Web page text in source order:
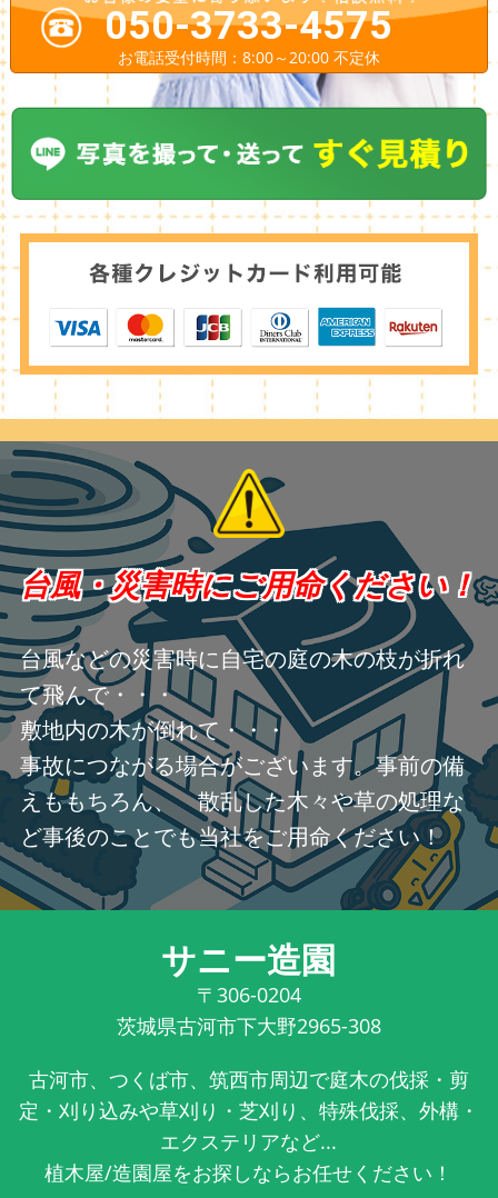
050-3733-4575
お電話受付時間：8:00～20:00 不定休
台風・災害時にご用命ください！
台風などの災害時に自宅の庭の木の枝が折れ
て飛んで・・・
敷地内の木が倒れて・・・
事故につながる場合がございます。事前の備
えももちろん、 散乱した木々や草の処理な
ど事後のことでも当社をご用命ください！
サニー造園
〒306-0204
茨城県古河市下大野2965-308
古河市、つくば市、筑西市周辺で庭木の伐採・剪
定・刈り込みや草刈り・芝刈り、特殊伐採、外構・
エクステリアなど...
植木屋/造園屋をお探しならお任せください！